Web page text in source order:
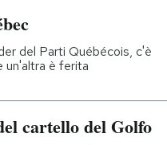
del Parti Québécois, c'è
un'altra è ferita
cartello del Golfo